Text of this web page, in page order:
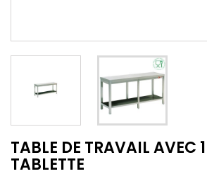
TABLE DE TRAVAIL AVEC
TABLETTE